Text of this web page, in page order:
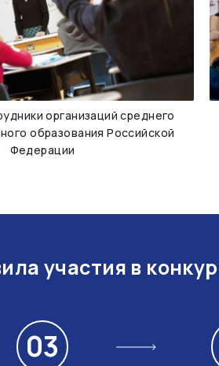
организаций среднего
образования Российской
Федерации
участия в
03